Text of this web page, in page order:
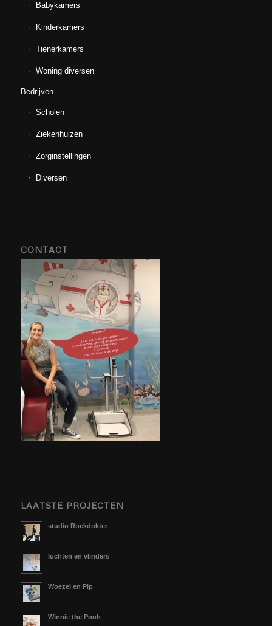
Babykamers
Kinderkamers
Tienerkamers
Woning diversen
Bedrijven
Scholen
Ziekenhuizen
Zorginstellingen
Diversen
CONTACT
LAATSTE PROJECTEN
studio Rockdokter
luchten en vlinders
Woezel en Pip
Winnie the Pooh